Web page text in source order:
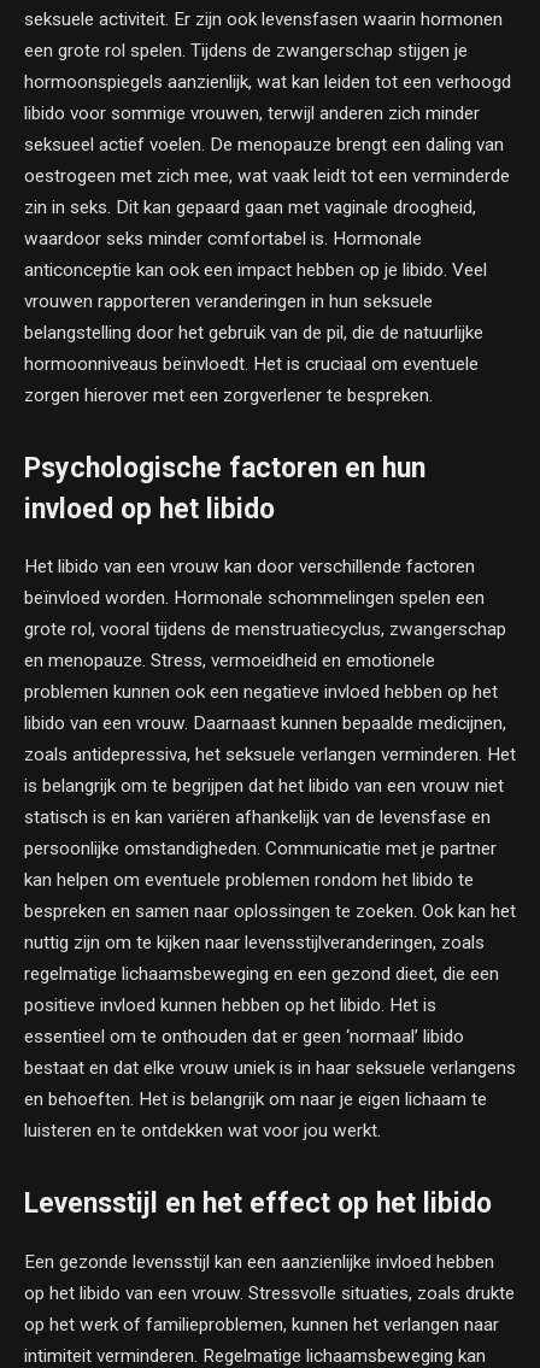
seksuele activiteit. Er zijn ook levensfasen waarin hormonen
een grote rol spelen. Tijdens de zwangerschap stijgen je
hormoonspiegels aanzienlijk, wat kan leiden tot een verhoogd
libido voor sommige vrouwen, terwijl anderen zich minder
seksueel actief voelen. De menopauze brengt een daling van
oestrogeen met zich mee, wat vaak leidt tot een verminderde
zin in seks. Dit kan gepaard gaan met vaginale droogheid,
waardoor seks minder comfortabel is. Hormonale
anticonceptie kan ook een impact hebben op je libido. Veel
vrouwen rapporteren veranderingen in hun seksuele
belangstelling door het gebruik van de pil, die de natuurlijke
hormoonniveaus beïnvloedt. Het is cruciaal om eventuele
zorgen hierover met een zorgverlener te bespreken.
Psychologische factoren en hun
invloed op het libido
Het libido van een vrouw kan door verschillende factoren
beïnvloed worden. Hormonale schommelingen spelen een
grote rol, vooral tijdens de menstruatiecyclus, zwangerschap
en menopauze. Stress, vermoeidheid en emotionele
problemen kunnen ook een negatieve invloed hebben op het
libido van een vrouw. Daarnaast kunnen bepaalde medicijnen,
zoals antidepressiva, het seksuele verlangen verminderen. Het
is belangrijk om te begrijpen dat het libido van een vrouw niet
statisch is en kan variëren afhankelijk van de levensfase en
persoonlijke omstandigheden. Communicatie met je partner
kan helpen om eventuele problemen rondom het libido te
bespreken en samen naar oplossingen te zoeken. Ook kan het
nuttig zijn om te kijken naar levensstijlveranderingen, zoals
regelmatige lichaamsbeweging en een gezond dieet, die een
positieve invloed kunnen hebben op het libido. Het is
essentieel om te onthouden dat er geen ‘normaal’ libido
bestaat en dat elke vrouw uniek is in haar seksuele verlangens
en behoeften. Het is belangrijk om naar je eigen lichaam te
luisteren en te ontdekken wat voor jou werkt.
Levensstijl en het effect op het libido
Een gezonde levensstijl kan een aanzienlijke invloed hebben
op het libido van een vrouw. Stressvolle situaties, zoals drukte
op het werk of familieproblemen, kunnen het verlangen naar
intimiteit verminderen. Regelmatige lichaamsbeweging kan